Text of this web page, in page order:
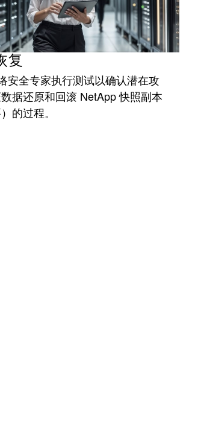
复
安全专家执行测试以确认潜在攻
据还原和回滚 NetApp 快照副本
的过程。